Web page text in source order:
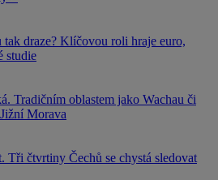
tak draze? Klíčovou roli hraje euro,
studie
Tradičním oblastem jako Wachau či
Morava
Tři čtvrtiny Čechů se chystá sledovat